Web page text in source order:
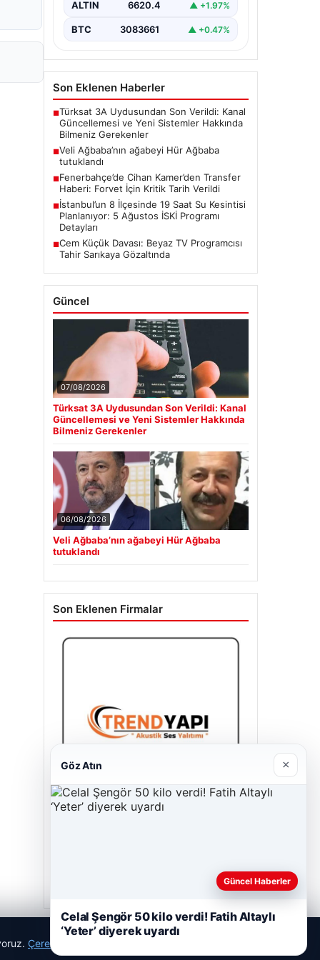
çalışmaları kapsamında…
ALTIN 6620.4 ▲ +1.97%
BTC 3083661 ▲ +0.47%
Son Eklenen Haberler
■Türksat 3A Uydusundan Son Verildi: Kanal
Güncellemesi ve Yeni Sistemler Hakkında
Bilmeniz Gerekenler
■Veli Ağbaba’nın ağabeyi Hür Ağbaba
tutuklandı
■Fenerbahçe’de Cihan Kamer’den Transfer
Haberi: Forvet İçin Kritik Tarih Verildi
■İstanbul’un 8 İlçesinde 19 Saat Su Kesintisi
Planlanıyor: 5 Ağustos İSKİ Programı
Detayları
■Cem Küçük Davası: Beyaz TV Programcısı
Tahir Sarıkaya Gözaltında
Güncel
07/08/2026
Türksat 3A Uydusundan Son Verildi: Kanal
Güncellemesi ve Yeni Sistemler Hakkında
Bilmeniz Gerekenler
06/08/2026
Veli Ağbaba’nın ağabeyi Hür Ağbaba
tutuklandı
Son Eklenen Firmalar
Çerez Politikamız
Göz Atın ×
Güncel Haberler
Celal Şengör 50 kilo verdi! Fatih Altaylı
‘Yeter’ diyerek uyardı